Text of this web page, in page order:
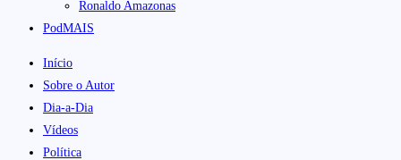
Ronaldo Amazonas
PodMAIS
Início
Sobre o Autor
Dia-a-Dia
Vídeos
Política